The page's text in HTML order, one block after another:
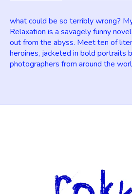
what could be so terribly wrong?
Relaxation is a savagely funny
out from the abyss. Meet ten of
heroines, jacketed in bold portraits
photographers from around the